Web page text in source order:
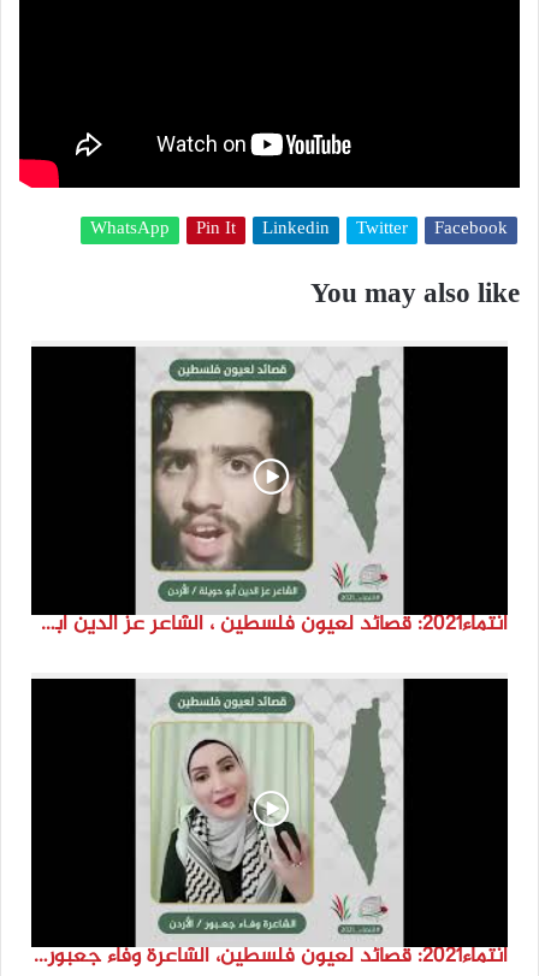
Facebook
Twitter
Linkedin
Pin It
WhatsApp
You may also like
انتماء2021: قصائد لعيون فلسطين ، الشاعر عز الدين أبو حويلة، الاردن
انتماء2021: قصائد لعيون فلسطين، الشاعرة وفاء جعبور، الاردن